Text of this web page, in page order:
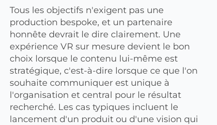
Tous les objectifs n'exigent pas une
production bespoke, et un partenaire
honnête devrait le dire clairement. Une
expérience VR sur mesure devient le bon
choix lorsque le contenu lui-même est
stratégique, c'est-à-dire lorsque ce que l'on
souhaite communiquer est unique à
l'organisation et central pour le résultat
recherché. Les cas typiques incluent le
lancement d'un produit ou d'une vision qui